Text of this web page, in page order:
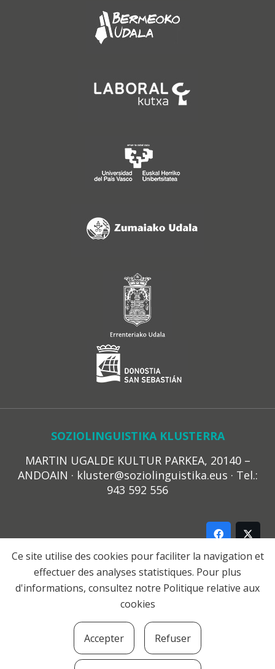
SOZIOLINGUISTIKA KLUSTERRA
MARTIN UGALDE KULTUR PARKEA, 20140 –
ANDOAIN · kluster@soziolinguistika.eus · Tel.:
943 592 556
LEGE OHARRA
PRIBATUTASUN POLITIKA
COOKIE-EN POLITIKA
© 2021 Soziolinguistika Klusterra
Ce site utilise des cookies pour faciliter la navigation et
effectuer des analyses statistiques. Pour plus
d'informations, consultez notre Politique relative aux
cookies
Accepter Refuser